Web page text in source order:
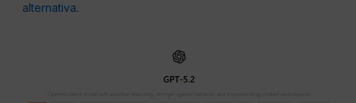
alternativa.